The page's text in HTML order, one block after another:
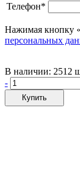
Телефон*
Нажимая кнопку
персональных
В наличии: 2512
-
Купить